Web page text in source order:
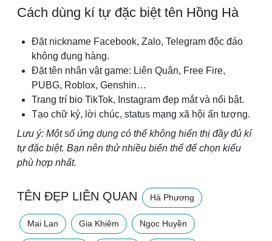
Cách dùng kí tự đặc biệt tên Hồng Hà
Đặt nickname Facebook, Zalo, Telegram độc đáo
không đụng hàng.
Đặt tên nhân vật game: Liên Quân, Free Fire,
PUBG, Roblox, Genshin…
Trang trí bio TikTok, Instagram đẹp mắt và nổi bật.
Tạo chữ ký, lời chúc, status mạng xã hội ấn tượng.
Lưu ý: Một số ứng dụng có thể không hiển thị đầy đủ kí
tự đặc biệt. Bạn nên thử nhiều biến thể để chọn kiểu
phù hợp nhất.
TÊN ĐẸP LIÊN QUAN Hà Phương
Mai Lan Gia Khiêm Ngọc Huyền